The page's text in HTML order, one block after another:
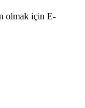
olmak için E-